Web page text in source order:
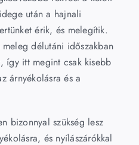
után a hajnali
érik, és melegítik.
délutáni időszakban
így itt megint csak kisebb
árnyékolásra és a
bizonnyal szükség lesz
és nyílászárókkal